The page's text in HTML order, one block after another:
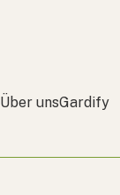
Über unsGardify